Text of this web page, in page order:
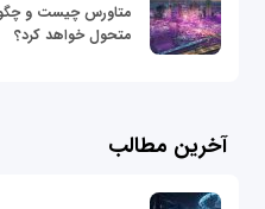
متاورس چیست و
متحول خواهد کرد؟
آخرین مطالب